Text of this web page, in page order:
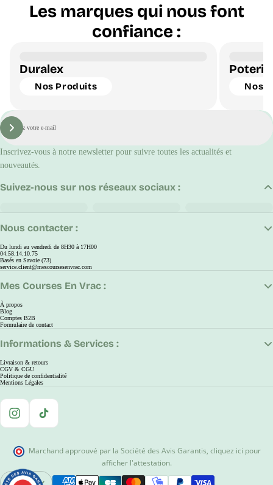
Les marques qui nous font
confiance :
Duralex
Nos Produits
Poterie
Nos
E-
mail
S'inscrire
Inscrivez-vous à notre newsletter pour suivre toutes les actualités et
nouveautés.
Nous contacter :
Du lundi au vendredi de 8H30 à 17H00
04.58.14.10.75
Basés en Savoie (73)
service.client@mescoursesenvrac.com
Mes Courses En Vrac :
À propos
Blog
Comptes B2B
Formulaire de contact
Informations & Services :
Livraison & retours
CGV & CGU
Politique de confidentialité
Mentions Légales
Suivez-nous sur nos réseaux sociaux :
Instagram
TikTok
Marchand approuvé par la Société des Avis Garantis, cliquez ici pour
afficher l'attestation.
EUR